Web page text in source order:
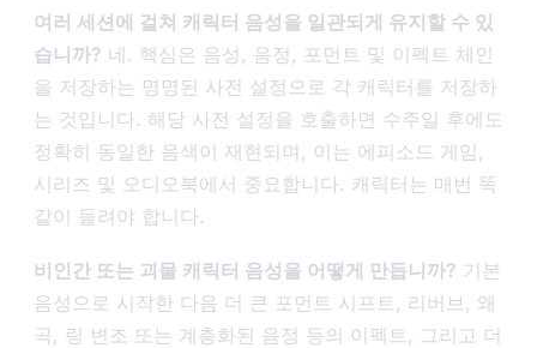
여러 세션에 걸쳐 캐릭터 음성을 일관되게 유지할 수 있
습니까? 네. 핵심은 음성, 음정, 포먼트 및 이펙트 체인
을 저장하는 명명된 사전 설정으로 각 캐릭터를 저장하
는 것입니다. 해당 사전 설정을 호출하면 수주일 후에도
정확히 동일한 음색이 재현되며, 이는 에피소드 게임,
시리즈 및 오디오북에서 중요합니다. 캐릭터는 매번 똑
같이 들려야 합니다.
비인간 또는 괴물 캐릭터 음성을 어떻게 만듭니까? 기본
음성으로 시작한 다음 더 큰 포먼트 시프트, 리버브, 왜
곡, 링 변조 또는 계층화된 음정 등의 이펙트, 그리고 더